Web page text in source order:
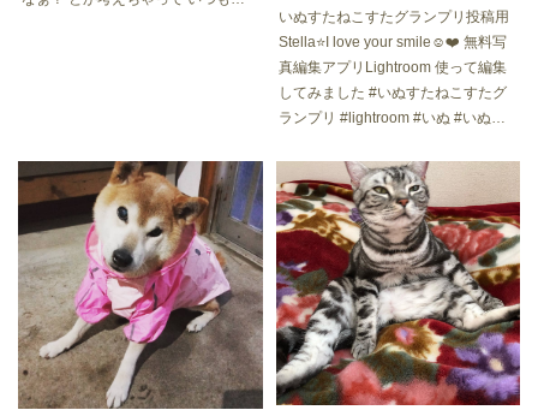
こファイル参加したい #pecoいぬ部
#いぬすたねこすたグランプリ #pets
_of_instagram #chihuahuacute #chi
huahua_feature #chihuahuaworld #
chihuahuafan #chihuahuafanss_fea
ture
いぬすたねこすたグランプリ投稿用
Stella⭐️I love your smile☺️❤️ 無料写
真編集アプリLightroom 使って編集
してみました #いぬすたねこすたグ
ランプリ #lightroom #いぬ #いぬす
活 #わんことお出かけ #といぷーど
る #といぷーどるれっど #たいにー
ぷーどる #タイニープードル #おし
ゃれわんこ #いぬふく #dog #dogsta
gram #dogsofinstagram #toypoodle